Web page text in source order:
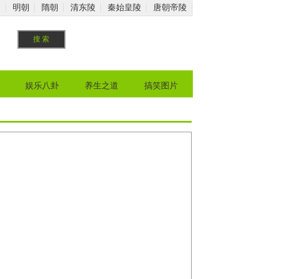
明朝 隋朝 清东陵 秦始皇陵 唐朝帝陵
娱乐八卦 养生之道 搞笑图片